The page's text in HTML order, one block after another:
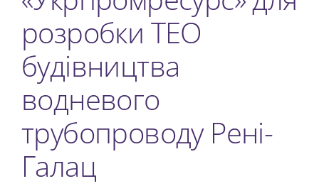
Новини
Контакти
розробки ТЕО
будівництва
водневого
трубопроводу Рені-
Галац